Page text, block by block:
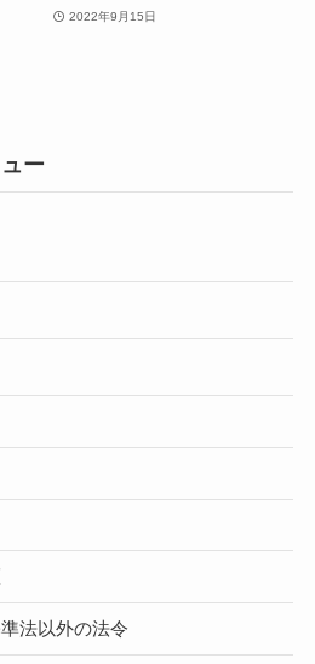
2022年9月15日
ー
法以外の法令